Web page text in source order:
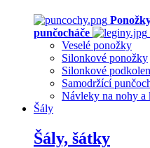
punčocháče
Veselé ponožky
Silonkové ponožky
Silonkové
Samodržící
Návleky na nohy a
Šály
Šály, šátky